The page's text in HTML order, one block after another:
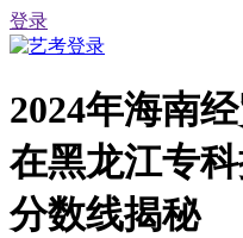
登录
2024年海南
在黑龙江专
分数线揭秘